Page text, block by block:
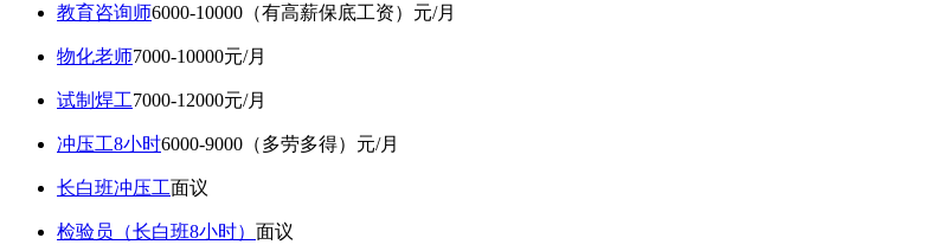
教育咨询师6000-10000（有高薪保底工资）元/月
物化老师7000-10000元/月
试制焊工7000-12000元/月
冲压工8小时6000-9000（多劳多得）元/月
长白班冲压工面议
检验员（长白班8小时） 面议